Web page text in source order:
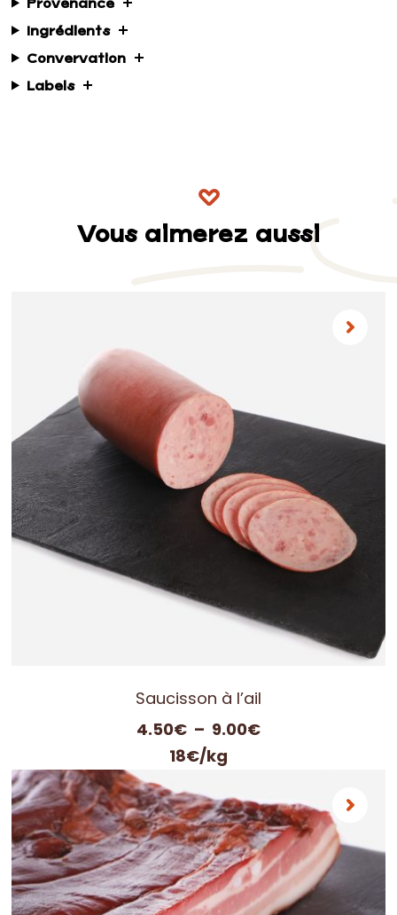
Ingrédients
Convervation
Labels
Vous aimerez aussi
Saucisson à l’ail
4.50€ – 9.00€Plage
4.50€
à
9.00€
18€/kg